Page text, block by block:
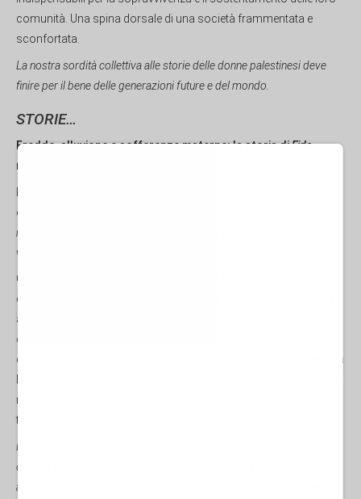
comunità. Una spina dorsale di una società frammentata e
sconfortata.
La nostra sordità collettiva alle storie delle donne palestinesi deve
finire per il bene delle generazioni future e del mondo.
STORIE…
Freddo, alluvione e sofferenze materne; la storia diFida,
madre palestinese dal cuore di
questa crisi è l'impatto sui suoi figli. "
mantenerli in salute
vulnerabili alle malattie e l'accesso a cure mediche è molto limitato
Con l'arrivo dei rigidi mesi invernali a
cercano disperatamente di sopravvivere. Una di queste famiglie
appartiene a
che vive in una tenda di fortuna dopo essere stata sfollata a
causa della guerra. Originaria della città di
rappresenta
rifugi non offrono alcuna protezione dalle forti piogge e dalle
temperature gelide.
Fida
del suo tessuto sottile. Non importa quante maglie indossiamo o
abbiamo coperte, non possiamo sfuggire alla pioggia che penetra